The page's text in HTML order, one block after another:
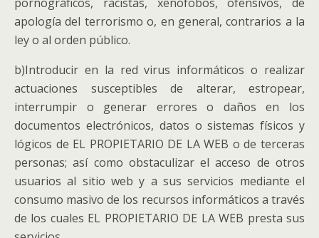
apología del terrorismo o, en general, contrarios a la
ley o al orden público.
b)Introducir en la red virus informáticos o realizar
actuaciones susceptibles de alterar, estropear,
interrumpir o generar errores o daños en los
documentos electrónicos, datos o sistemas físicos y
lógicos de EL PROPIETARIO DE LA WEB o de terceras
personas; así como obstaculizar el acceso de otros
usuarios al sitio web y a sus servicios mediante el
consumo masivo de los recursos informáticos a través
de los cuales EL PROPIETARIO DE LA WEB presta sus